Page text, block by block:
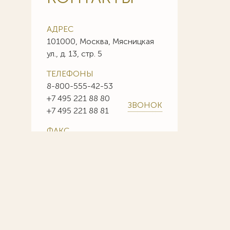
АДРЕС
101000, Москва, Мясницкая
ул., д. 13, стр. 5
ТЕЛЕФОНЫ
8-800-555-42-53
+7 495 221 88 80
+7 495 221 88 81
ЗВОНОК
ФАКС